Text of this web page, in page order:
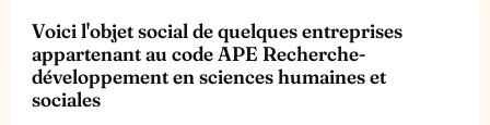
Voici l'objet social de quelques entreprises
appartenant au code APE Recherche-
développement en sciences humaines et
sociales